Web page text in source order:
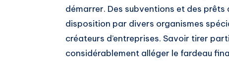
démarrer. Des subventions et des prêts
disposition par divers organismes
créateurs d’entreprises. Savoir tirer
considérablement alléger le fardeau